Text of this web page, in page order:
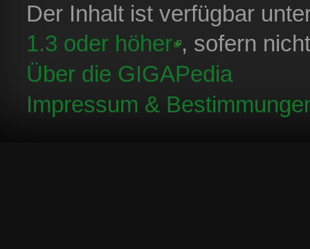
Der Inhalt ist verfügbar
1.3 oder höher , sofern
Über die GIGAPedia
Impressum &